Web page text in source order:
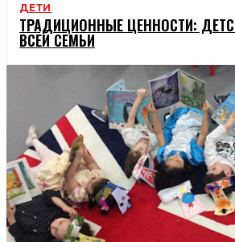
ДЕТИ
ТРАДИЦИОННЫЕ ЦЕННОСТИ:
ВСЕЙ СЕМЬИ